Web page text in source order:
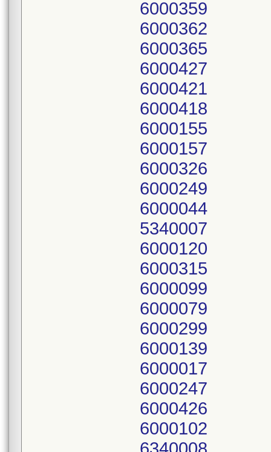
6000359
6000362
6000365
6000427
6000421
6000418
6000155
6000157
6000326
6000249
6000044
5340007
6000120
6000315
6000099
6000079
6000299
6000139
6000017
6000247
6000426
6000102